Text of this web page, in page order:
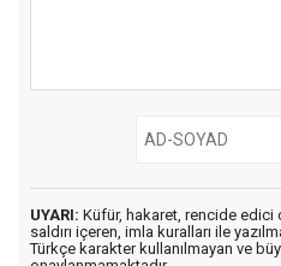
UYARI: Küfür, hakaret, rencide edici
saldırı içeren, imla kuralları ile
Türkçe karakter kullanılmayan ve